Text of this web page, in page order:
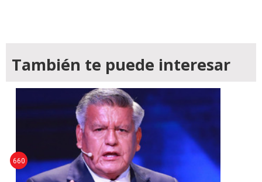
También te puede interesar
660